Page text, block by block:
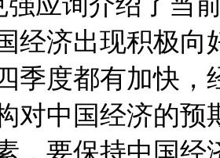
经济出现积极
季度都有加快
对中国经济的预
，要保持中国经